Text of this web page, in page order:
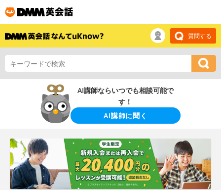
質問する
AI講師ならいつでも相談可能で
す！
AI講師に聞く